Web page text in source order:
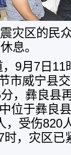
灾区的民
休息。
9月7日11
市威宁县
，彝良县
位于彝良
，受伤820
时，灾区已